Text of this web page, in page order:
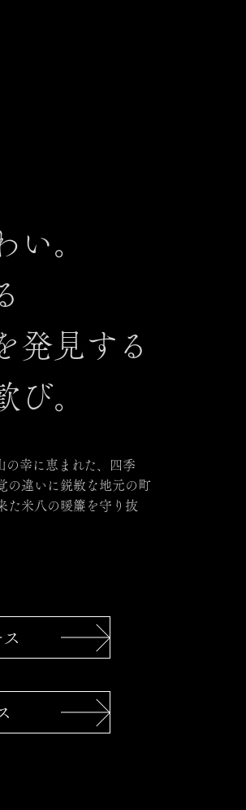
い。
発見する
び。
の幸に恵まれた、四季
の違いに鋭敏な地元の町
た米八の暖簾を守り抜